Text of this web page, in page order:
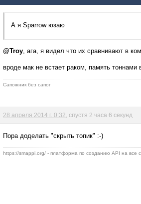
А я Sparrow юзаю
@Troy, ага, я видел что их сравнивают в
вроде мак не встает раком, память тоннами
Сапожник без сапог
28 апреля 2014 г. 0:32 , спустя 2 часа 6 секунд
Пора доделать "скрыть топик" :-)
https://smappi.org/ - платформа по созданию API на все